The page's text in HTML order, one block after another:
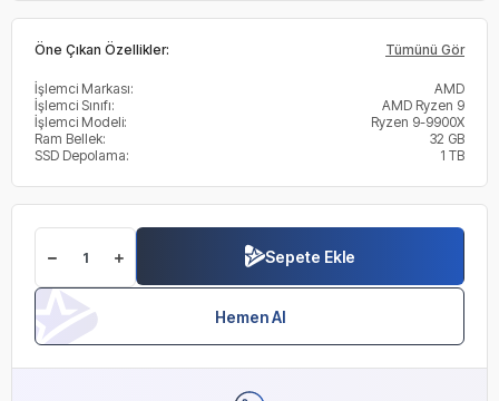
Öne Çıkan Özellikler: Tümünü Gör
İşlemci Markası:
AMD
İşlemci Sınıfı:
AMD Ryzen 9
İşlemci Modeli:
Ryzen 9-9900X
Ram Bellek:
32 GB
SSD Depolama:
1 TB
Sepete Ekle
Hemen Al